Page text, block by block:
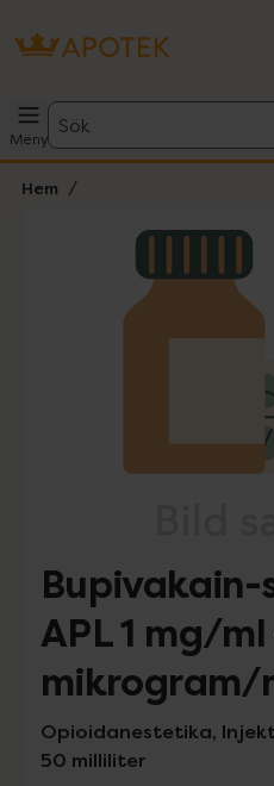
Meny
Sök
Hem
Lista: . Innehåller
APL 1 mg/ml
mikrogram/
Opioidanestetika,
50 milliliter